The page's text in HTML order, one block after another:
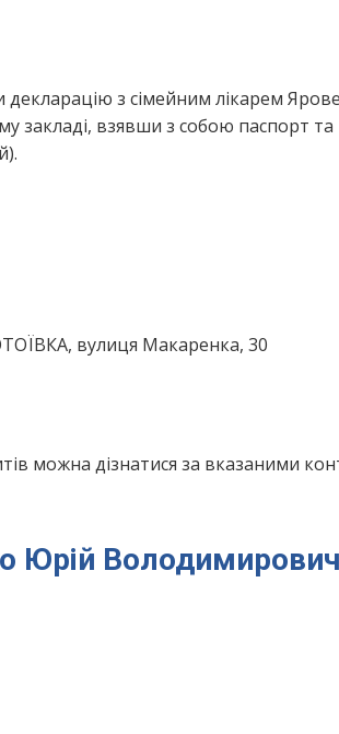
декларацію з сімейним лікарем
закладі, взявши з собою паспорт та
вулиця Макаренка, 30
можна дізнатися за вказаними
Юрій Володимирович